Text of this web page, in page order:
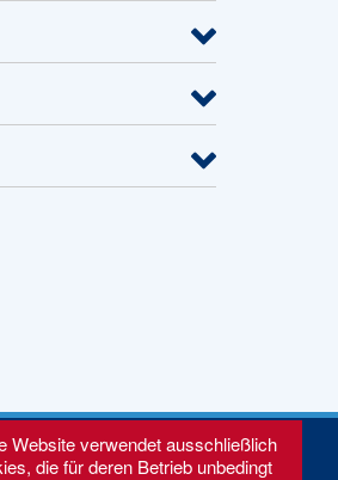
Website verwendet ausschließlich
die für deren Betrieb unbedingt